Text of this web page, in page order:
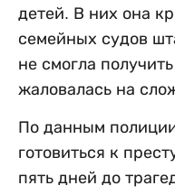
детей. В них она
семейных судов
не смогла
жаловалась на
По данным
готовиться к
пять дней до